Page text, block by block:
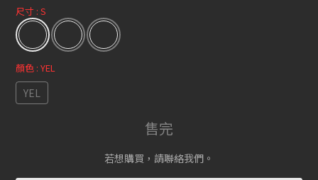
尺寸 : S
顏色 : YEL
YEL
售完
若想購買，請聯絡我們。